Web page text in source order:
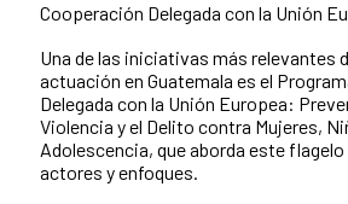
Cooperación Delegada con la Unión
Una de las iniciativas más relevantes
actuación en Guatemala es el
Delegada con la Unión Europea:
Violencia y el Delito contra Mujeres,
Adolescencia, que aborda este
actores y enfoques.